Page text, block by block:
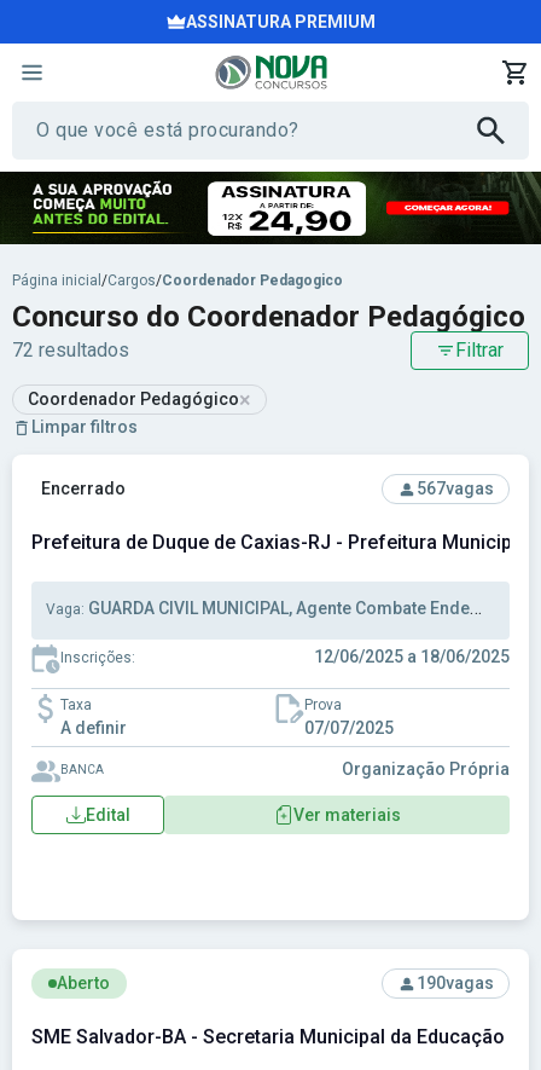
ASSINATURA PREMIUM
Página inicial /Cargos/Coordenador Pedagogico
Concurso do Coordenador Pedagógico
72 resultados Filtrar
Coordenador Pedagógico×
Limpar filtros
Ver concurso: Prefeitura de Duque de Caxias-RJ -
Encerrado 567vagas
Prefeitura de Duque de Caxias-RJ - Prefeitura Municipal
Vaga: GUARDA CIVIL MUNICIPAL, Agente Combate Endemias, Agente Comunitário de Saúde
Inscrições: 12/06/2025 a 18/06/2025
Taxa
A definir
Prova
07/07/2025
BANCA Organização Própria
Edital Ver materiais
Ver concurso: SME Salvador-BA - Secretaria Municipal da
Aberto 190vagas
SME Salvador-BA - Secretaria Municipal da Educação de